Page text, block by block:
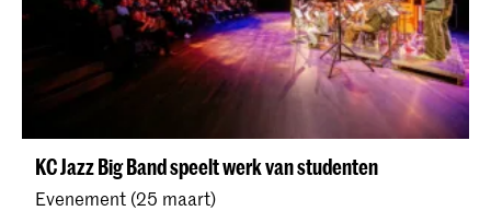
KC Jazz Big Band speelt werk van studenten
Evenement (25 maart)